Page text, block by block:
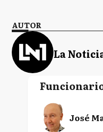
AUTOR
La
José